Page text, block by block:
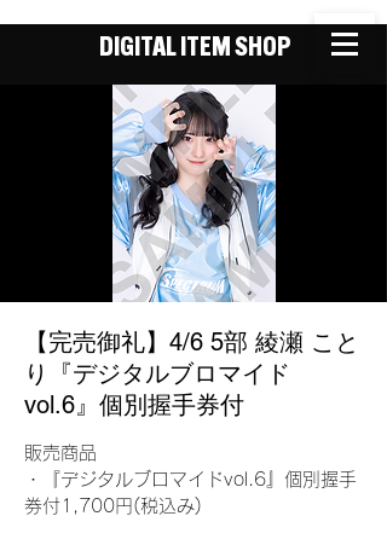
DIGITAL ITEM SHOP
【完売御礼】4/6 5部 綾瀬 こと
り『デジタルブロマイド
vol.6』個別握手券付
販売商品
・『デジタルブロマイドvol.6』個別握手
券付1,700円(税込み)